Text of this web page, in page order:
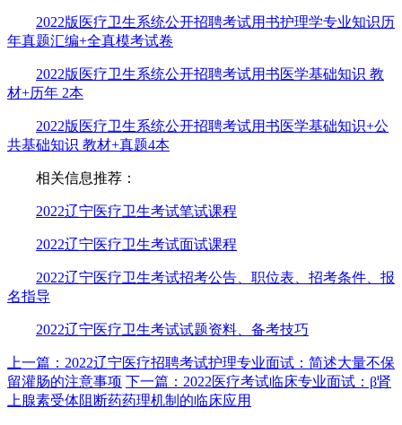
2022版医疗卫生系统公开招聘考试用书护理学专业知识历
年真题汇编+全真模考试卷
2022版医疗卫生系统公开招聘考试用书医学基础知识 教
材+历年 2本
2022版医疗卫生系统公开招聘考试用书医学基础知识+公
共基础知识 教材+真题4本
相关信息推荐：
2022辽宁医疗卫生考试笔试课程
2022辽宁医疗卫生考试面试课程
2022辽宁医疗卫生考试招考公告、职位表、 招考条件、报
名指导
2022辽宁医疗卫生考试试题资料、 备考技巧
上一篇：2022辽宁医疗招聘考试护理专业面试：简述大量不保
留灌肠的注意事项 下一篇：2022医疗考试临床专业面试：β肾
上腺素受体阻断药药理机制的临床应用